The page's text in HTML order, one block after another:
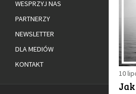
10
WESPRZYJ NAS
PARTNERZY
NEWSLETTER
DLA MEDIÓW
KONTAKT